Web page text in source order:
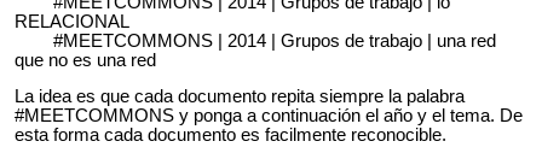
RELACIONAL
#MEETCOMMONS | 2014 | Grupos de trabajo | una red
que no es una red
La idea es que cada documento repita siempre la palabra
#MEETCOMMONS y ponga a continuación el año y el tema. De
esta forma cada documento es facilmente reconocible.